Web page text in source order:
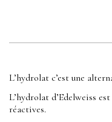
L’hydrolat c’est une
L’hydrolat d’Edelweiss
réactives.